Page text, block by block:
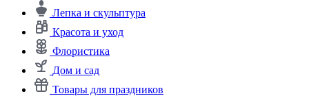
Лепка и скульптура
Красота и уход
Флористика
Дом и сад
Товары для праздников